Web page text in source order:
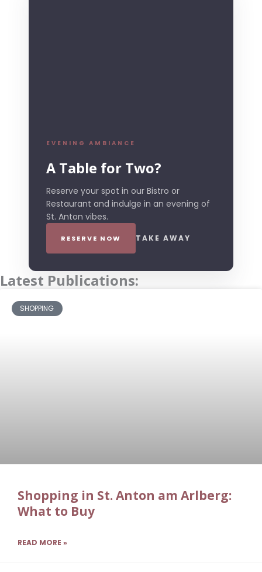
EVENING AMBIANCE
A Table for Two?
Reserve your spot in our Bistro or
Restaurant and indulge in an evening of
St. Anton vibes.
RESERVE NOW TAKE AWAY
Latest Publications:
SHOPPING
Shopping in St. Anton am Arlberg:
What to Buy
READ MORE »